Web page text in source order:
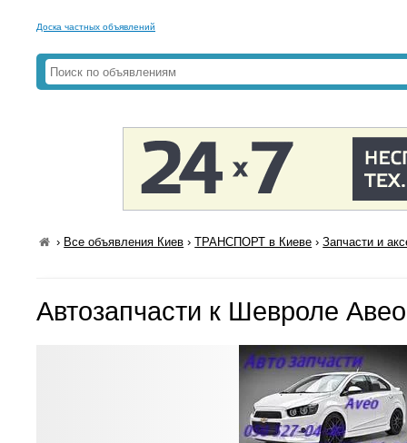
Доска частных объявлений
› Все объявления Киев ›ТРАНСПОРТ в Киеве ›Запчасти и
Автозапчасти к Шевроле